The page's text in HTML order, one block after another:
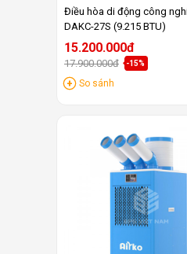
Điều hòa di động công
DAKC-27S (9.215 BTU)
15.200.000đ
17.900.000đ -15%
So sánh